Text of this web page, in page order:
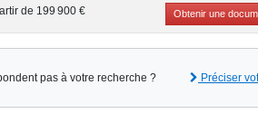
de 199 900 € Obtenir une
pas à votre recherche ? Préciser